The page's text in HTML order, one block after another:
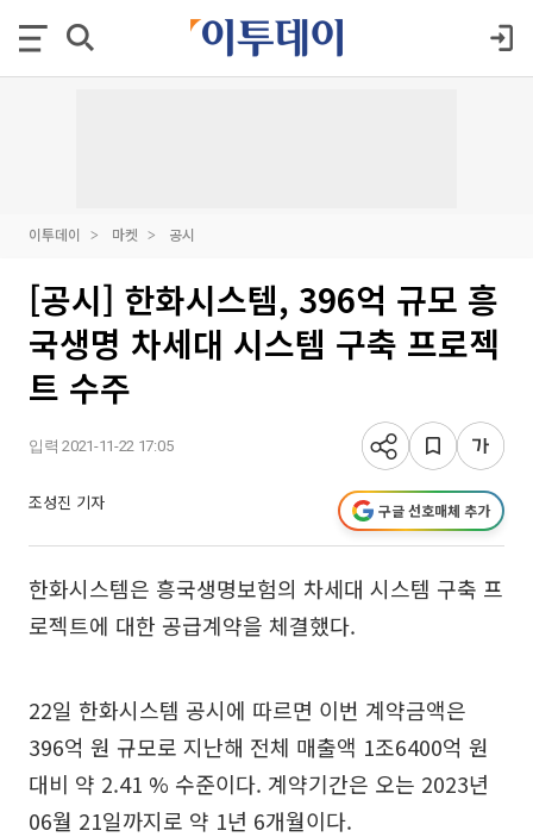
이투데이 마켓 공시
[공시] 한화시스템, 396억 규모 흥
국생명 차세대 시스템 구축 프로젝
트 수주
입력 2021-11-22 17:05
조성진 기자 구글 선호매체 추가
한화시스템은 흥국생명보험의 차세대 시스템 구축 프
로젝트에 대한 공급계약을 체결했다.
22일 한화시스템 공시에 따르면 이번 계약금액은
396억 원 규모로 지난해 전체 매출액 1조6400억 원
대비 약 2.41 % 수준이다. 계약기간은 오는 2023년
06월 21일까지로 약 1년 6개월이다.